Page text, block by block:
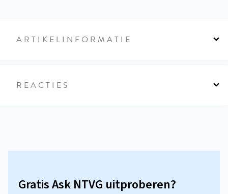
ARTIKELINFORMATIE
REACTIES
Gratis Ask NTVG uitproberen?